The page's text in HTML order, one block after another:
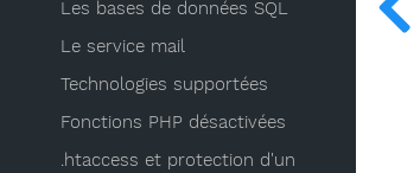
Les bases de données SQL
Le service mail
Technologies supportées
Fonctions PHP désactivées
.htaccess et protection d'un